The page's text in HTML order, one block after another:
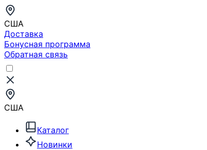
США
Доставка
Бонусная программа
Обратная связь
США
Каталог
Новинки